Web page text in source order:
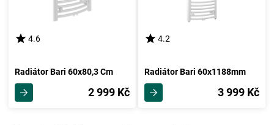
4.6
Radiátor Bari 60x80,3 Cm
2 999 Kč
4.2
Radiátor Bari 60x1188mm
3 999 Kč